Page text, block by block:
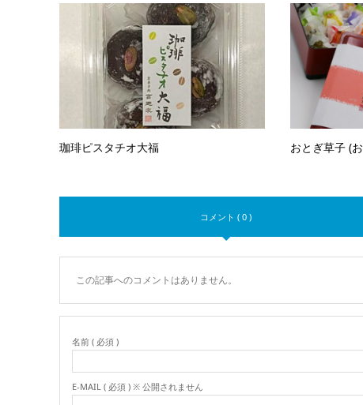
珈琲ピスタチオ大福 おとぎ草子 (
コメント ( 0 )
この記事へのコメントはありません。
名前 ( 必須 )
E-MAIL ( 必須 ) ※ 公開されません